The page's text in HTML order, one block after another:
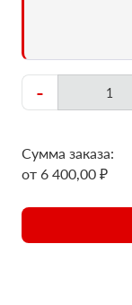
-
Сумма заказа:
от 6 400,00 ₽